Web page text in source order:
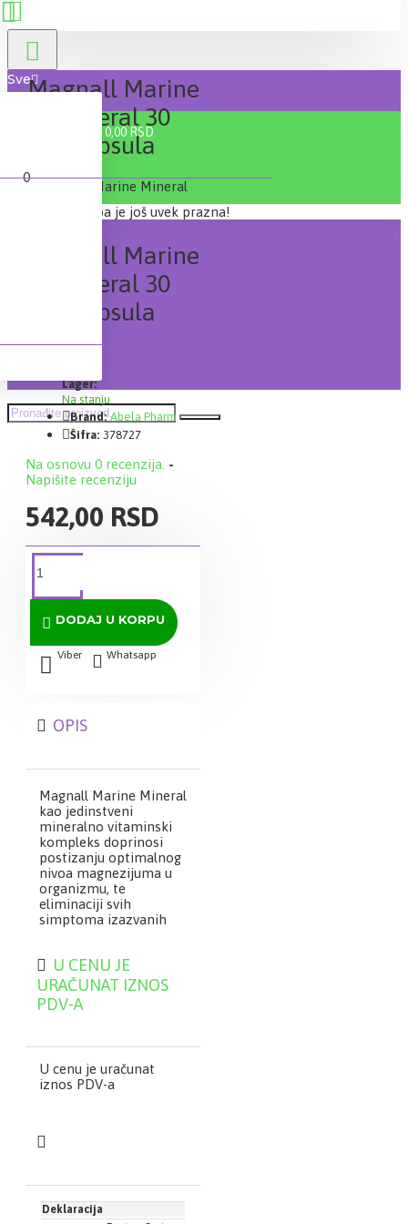
Sve
0 proizvod(a) - 0,00 RSD
0
Vaša korpa je još uvek prazna!
Magnall Marine
Mineral 30
kapsula
Magnall Marine
Mineral 30
kapsula
Lager:
Na stanju
Brand: Abela Pharm
Šifra: 378727
Na osnovu 0 recenzija. -
Napišite recenziju
542,00 RSD
DODAJ U KORPU
Viber Whatsapp
OPIS
Magnall Marine Mineral
kao jedinstveni
mineralno vitaminski
kompleks doprinosi
postizanju optimalnog
nivoa magnezijuma u
organizmu, te
eliminaciji svih
simptoma izazvanih
organizmu.
Magnall® Marine
Mineral je dijetetski
koji deluje sinergijski sa
magnezijumom.
apsorpciju
magnezijuma iz
Doprinosi normalnoj
U CENU JE
URAČUNAT IZNOS
PDV-A
U cenu je uračunat
iznos PDV-a
Deklaracija